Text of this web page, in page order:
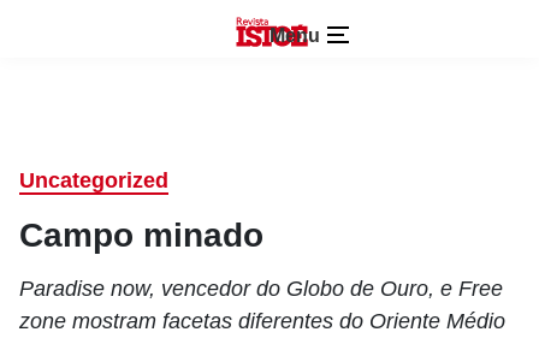
Menu
Uncategorized
Campo minado
Paradise now, vencedor do Globo de Ouro, e Free
zone mostram facetas diferentes do Oriente Médio